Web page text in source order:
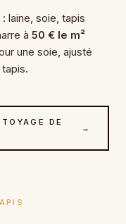
laine, soie, tapis
à 50 € le m²
une soie, ajusté
DE
→